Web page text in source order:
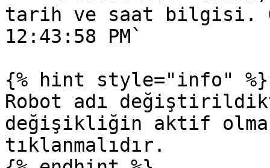
tarih ve saat bilgisi.
12:43:58 PM`
{% hint style="info" %}
Robot adı
değişikliğin aktif
tıklanmalıdır.